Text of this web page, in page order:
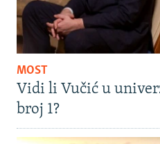
MOST
Vidi li Vučić u
broj 1?